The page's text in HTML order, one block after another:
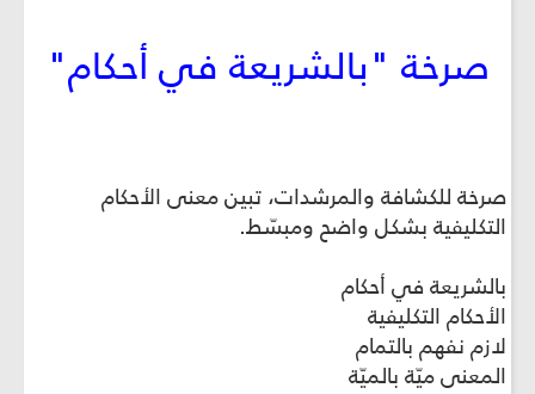
صرخة "بالشريعة في أحكام"
صرخة للكشافة والمرشدات، تبين معنى الأحكام
التكليفية بشكل واضح ومبسّط.
بالشريعة في أحكام
الأحكام التكليفية
لازم نفهم بالتمام
المعنى ميّة بالميّة